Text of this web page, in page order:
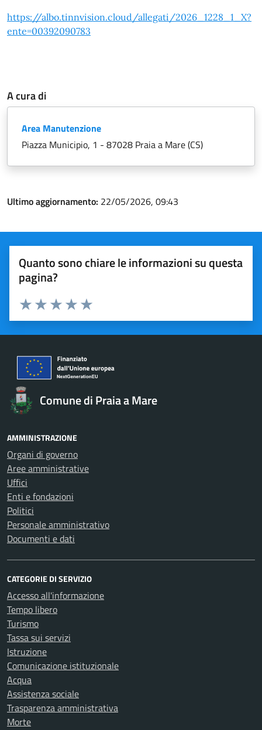
https://albo.tinnvision.cloud/allegati/2026_1228_1_X?
ente=00392090783
A cura di
Area Manutenzione
Piazza Municipio, 1 - 87028 Praia a Mare (CS)
Ultimo aggiornamento: 22/05/2026, 09:43
Quanto sono chiare le informazioni su questa
pagina?
Valuta 5 stelle su 5
Valuta 4 stelle su 5
Valuta 3 stelle su 5
Valuta 2 stelle su 5
Valuta 1 stelle su 5
Comune di Praia a Mare
AMMINISTRAZIONE
Organi di governo
Aree amministrative
Uffici
Enti e fondazioni
Politici
Personale amministrativo
Documenti e dati
CATEGORIE DI SERVIZIO
Accesso all'informazione
Tempo libero
Turismo
Tassa sui servizi
Istruzione
Comunicazione istituzionale
Acqua
Assistenza sociale
Trasparenza amministrativa
Morte